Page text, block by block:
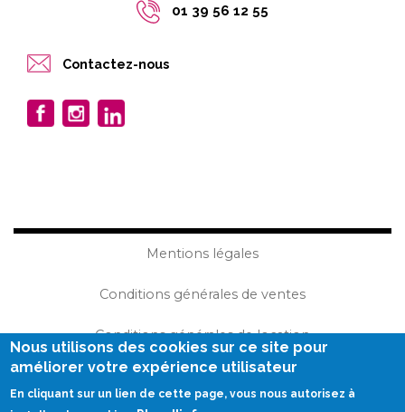
01 39 56 12 55
Contactez-nous
Mentions légales
Conditions générales de ventes
Conditions générales de location
Plan du site
Nous utilisons des cookies sur ce site pour
améliorer votre expérience utilisateur
En cliquant sur un lien de cette page, vous nous autorisez à